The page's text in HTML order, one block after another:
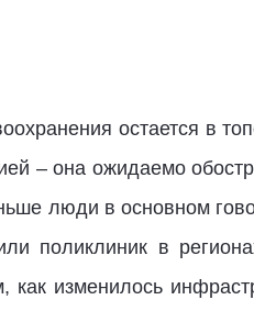
остается в
– она ожидаемо
люди в основном
поликлиник в
изменилось